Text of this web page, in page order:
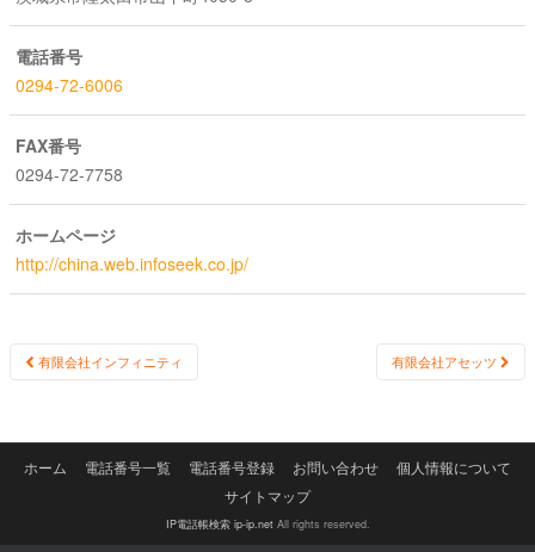
電話番号
0294-72-6006
FAX番号
0294-72-7758
ホームページ
http://china.web.infoseek.co.jp/
Post
有限会社インフィニティ 有限会社アセッツ
ホーム 電話番号一覧 電話番号登録 お問い合わせ
個人情報について
サイトマップ
IP電話帳検索 ip-ip.netAll rights reserved.